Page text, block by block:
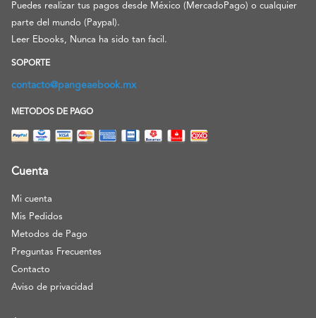
Puedes realizar tus pagos desde México (MercadoPago) o cualquier
parte del mundo (Paypal).
Leer Ebooks, Nunca ha sido tan facil.
SOPORTE
contacto@pangeaebook.mx
METODOS DE PAGO
Cuenta
Mi cuenta
Mis Pedidos
Metodos de Pago
Preguntas Frecuentes
Contacto
Aviso de privacidad